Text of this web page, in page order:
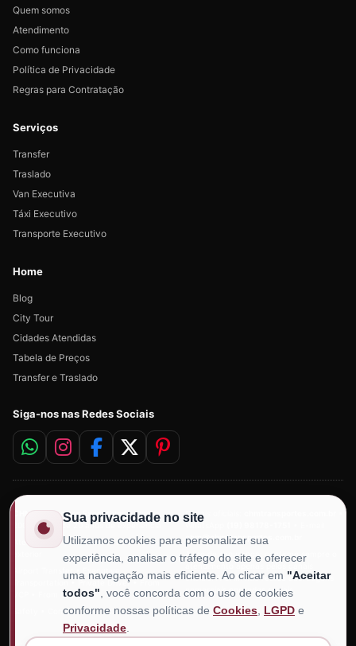
Quem somos
Atendimento
Como funciona
Política de Privacidade
Regras para Contratação
Serviços
Transfer
Traslado
Van Executiva
Táxi Executivo
Transporte Executivo
Home
Blog
City Tour
Cidades Atendidas
Tabela de Preços
Transfer e Traslado
Siga-nos nas Redes Sociais
CHM Transportes Executivos • Desde
2006 • Mais de 20 anos de experiência
Atendimento para clientes do Brasil e do
Transportation • Private Driver • From
VCP • From GRU
Safety • Comfort • Punctuality
Canais oficiais:
WhatsApp
chm@chmtransportes.com.br
Aviso de segurança: confirme sempre o
atendimento apenas pelos canais
oficiais. A CHM não realiza abordagens
comerciais por redes sociais.
Sua privacidade no site
Utilizamos cookies para personalizar sua
experiência, analisar o tráfego do site e oferecer
uma navegação mais eficiente. Ao clicar em "Aceitar
todos" , você concorda com o uso de cookies
conforme nossas políticas de Cookies LGPD e
Privacidade